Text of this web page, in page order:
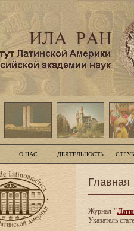
О НАС ДЕЯТЕЛЬНОСТЬ
Главная
Журнал"
Указатель